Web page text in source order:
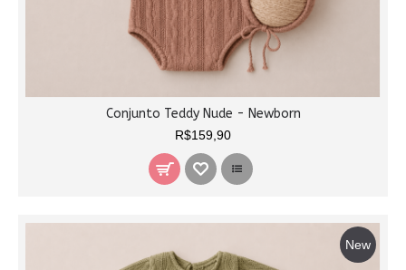
Conjunto Teddy Nude - Newborn
R$159,90
New